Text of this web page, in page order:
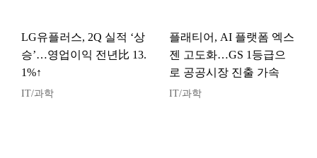
LG유플러스, 2Q 실적 ‘상
승’…영업이익 전년比 13.
1%↑
IT/과학
플래티어, AI 플랫폼 엑스
젠 고도화…GS 1등급으
로 공공시장 진출 가속
IT/과학